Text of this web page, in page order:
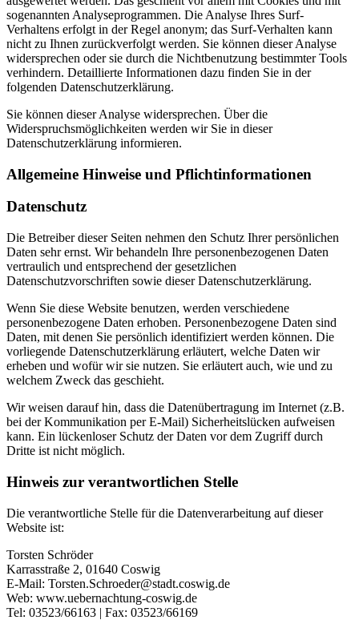
sogenannten Analyseprogrammen. Die Analyse Ihres Surf-
Verhaltens erfolgt in der Regel anonym; das Surf-Verhalten kann
nicht zu Ihnen zurückverfolgt werden. Sie können dieser Analyse
widersprechen oder sie durch die Nichtbenutzung bestimmter Tools
verhindern. Detaillierte Informationen dazu finden Sie in der
folgenden Datenschutzerklärung.
Sie können dieser Analyse widersprechen. Über die
Widerspruchsmöglichkeiten werden wir Sie in dieser
Datenschutzerklärung informieren.
Allgemeine Hinweise und Pflichtinformationen
Datenschutz
Die Betreiber dieser Seiten nehmen den Schutz Ihrer persönlichen
Daten sehr ernst. Wir behandeln Ihre personenbezogenen Daten
vertraulich und entsprechend der gesetzlichen
Datenschutzvorschriften sowie dieser Datenschutzerklärung.
Wenn Sie diese Website benutzen, werden verschiedene
personenbezogene Daten erhoben. Personenbezogene Daten sind
Daten, mit denen Sie persönlich identifiziert werden können. Die
vorliegende Datenschutzerklärung erläutert, welche Daten wir
erheben und wofür wir sie nutzen. Sie erläutert auch, wie und zu
welchem Zweck das geschieht.
Wir weisen darauf hin, dass die Datenübertragung im Internet (z.B.
bei der Kommunikation per E-Mail) Sicherheitslücken aufweisen
kann. Ein lückenloser Schutz der Daten vor dem Zugriff durch
Dritte ist nicht möglich.
Hinweis zur verantwortlichen Stelle
Die verantwortliche Stelle für die Datenverarbeitung auf dieser
Website ist:
Torsten Schröder
Karrasstraße 2, 01640 Coswig
E-Mail: Torsten.Schroeder@stadt.coswig.de
Web: www.uebernachtung-coswig.de
Tel: 03523/66163 | Fax: 03523/66169